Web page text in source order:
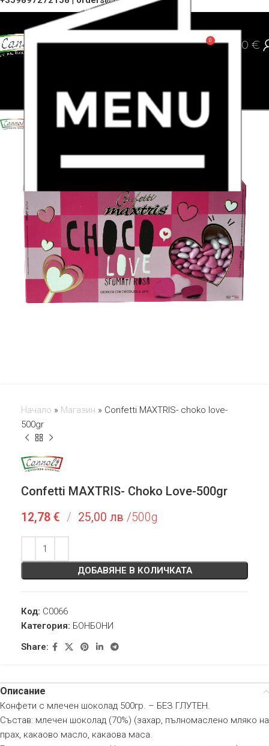
0 0,00 €
Начало » Магазин » Confetti MAXTRIS- choko love-
500gr
Confetti MAXTRIS- Choko Love-500gr
12,78 € / 25,00 лв /500g
ДОБАВЯНЕ В КОЛИЧКАТА
Код: C0066
Категория: БОНБОНИ
Share:
Описание
Конфети с млечен шоколад 500гр. – БЕЗ ГЛУТЕН.
Състав: млечен шоколад (70%) (захар, пълномаслено мляко на
прах, какаово масло, какаова маса.